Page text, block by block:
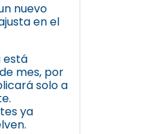
nuevo
en el
está
mes, por
solo a
ya